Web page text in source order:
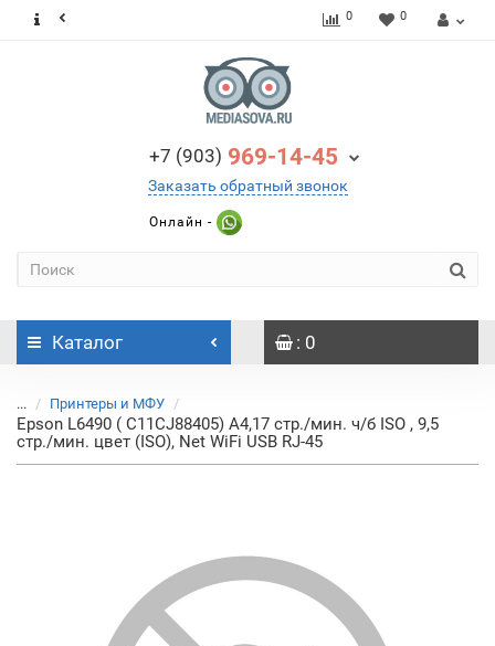
0 0
+7 (903) 969-14-45
Заказать обратный звонок
Онлайн -
Каталог : 0
... Принтеры и МФУ
Epson L6490 ( C11CJ88405) A4,17 стр./мин. ч/б ISO , 9,5
стр./мин. цвет (ISO), Net WiFi USB RJ-45